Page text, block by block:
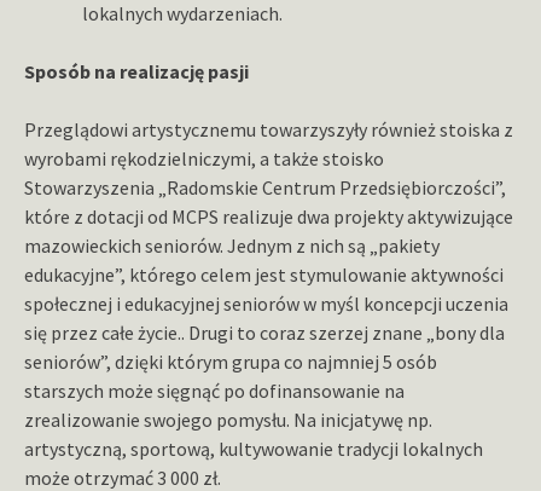
lokalnych wydarzeniach.
Sposób na realizację pasji
Przeglądowi artystycznemu towarzyszyły również stoiska z
wyrobami rękodzielniczymi, a także stoisko
Stowarzyszenia „Radomskie Centrum Przedsiębiorczości”,
które z dotacji od MCPS realizuje dwa projekty aktywizujące
mazowieckich seniorów. Jednym z nich są „pakiety
edukacyjne”, którego celem jest stymulowanie aktywności
społecznej i edukacyjnej seniorów w myśl koncepcji uczenia
się przez całe życie.. Drugi to coraz szerzej znane „bony dla
seniorów”, dzięki którym grupa co najmniej 5 osób
starszych może sięgnąć po dofinansowanie na
zrealizowanie swojego pomysłu. Na inicjatywę np.
artystyczną, sportową, kultywowanie tradycji lokalnych
może otrzymać 3 000 zł.